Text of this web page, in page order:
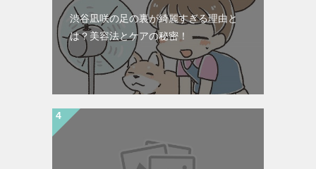
渋谷凪咲の足の裏が綺麗すぎる理由と
は？美容法とケアの秘密！